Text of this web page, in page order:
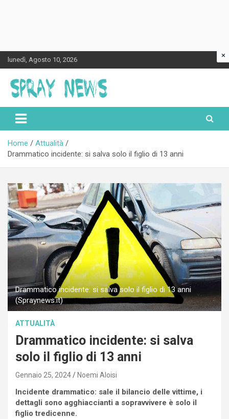
Skip
to
content
lunedì, Agosto 10, 2026
Spraynews.it
Home
Attualità
Drammatico incidente: si salva solo il figlio di 13 anni
Drammatico incidente: si salva solo il figlio di 13 anni
(Spraynews.it)
ATTUALITÀ
Drammatico incidente: si salva
solo il figlio di 13 anni
Gennaio 25, 2024 Noemi Aloisi
Incidente drammatico: sale il bilancio delle vittime, i
dettagli sono agghiaccianti a sopravvivere è solo il
figlio tredicenne.
×